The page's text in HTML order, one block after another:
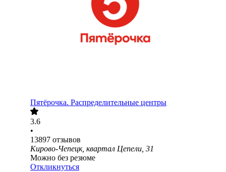
Пятёрочка. Распределительные центры
3.6
•
13897 отзывов
Кирово-Чепецк, квартал Цепели, 31
Можно без резюме
Откликнуться